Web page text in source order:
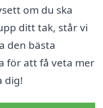
om du ska
ditt tak, står vi
den bästa
för att få veta mer
dig!